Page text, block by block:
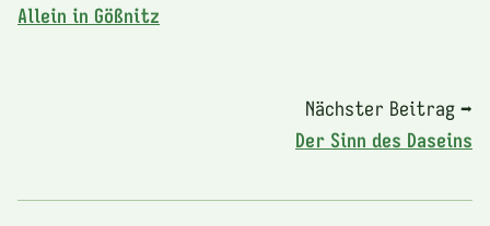
Allein in Gößnitz
Nächster Beitrag ➡
Der Sinn des Daseins